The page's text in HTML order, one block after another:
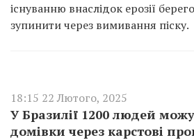
існуванню внаслідок ерозії
зупинити через вимивання піску.
18:15 22 Лютого, 2025
У Бразилії 1200 людей
домівки через карстові